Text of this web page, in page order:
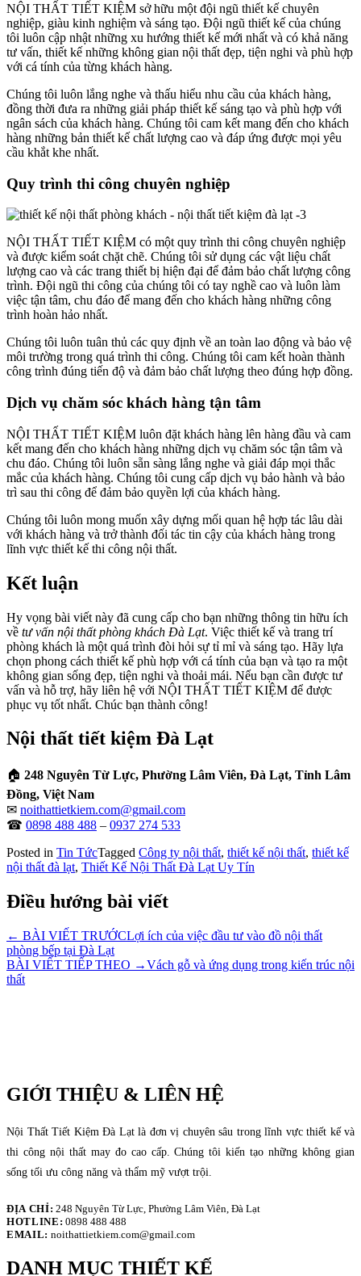
NỘI THẤT TIẾT KIỆM sở hữu một đội ngũ thiết kế chuyên
nghiệp, giàu kinh nghiệm và sáng tạo. Đội ngũ thiết kế của chúng
tôi luôn cập nhật những xu hướng thiết kế mới nhất và có khả năng
tư vấn, thiết kế những không gian nội thất đẹp, tiện nghi và phù hợp
với cá tính của từng khách hàng.
Chúng tôi luôn lắng nghe và thấu hiểu nhu cầu của khách hàng,
đồng thời đưa ra những giải pháp thiết kế sáng tạo và phù hợp với
ngân sách của khách hàng. Chúng tôi cam kết mang đến cho khách
hàng những bản thiết kế chất lượng cao và đáp ứng được mọi yêu
cầu khắt khe nhất.
Quy trình thi công chuyên nghiệp
NỘI THẤT TIẾT KIỆM có một quy trình thi công chuyên nghiệp
và được kiểm soát chặt chẽ. Chúng tôi sử dụng các vật liệu chất
lượng cao và các trang thiết bị hiện đại để đảm bảo chất lượng công
trình. Đội ngũ thi công của chúng tôi có tay nghề cao và luôn làm
việc tận tâm, chu đáo để mang đến cho khách hàng những công
trình hoàn hảo nhất.
Chúng tôi luôn tuân thủ các quy định về an toàn lao động và bảo vệ
môi trường trong quá trình thi công. Chúng tôi cam kết hoàn thành
công trình đúng tiến độ và đảm bảo chất lượng theo đúng hợp đồng.
Dịch vụ chăm sóc khách hàng tận tâm
NỘI THẤT TIẾT KIỆM luôn đặt khách hàng lên hàng đầu và cam
kết mang đến cho khách hàng những dịch vụ chăm sóc tận tâm và
chu đáo. Chúng tôi luôn sẵn sàng lắng nghe và giải đáp mọi thắc
mắc của khách hàng. Chúng tôi cung cấp dịch vụ bảo hành và bảo
trì sau thi công để đảm bảo quyền lợi của khách hàng.
Chúng tôi luôn mong muốn xây dựng mối quan hệ hợp tác lâu dài
với khách hàng và trở thành đối tác tin cậy của khách hàng trong
lĩnh vực thiết kế thi công nội thất.
Kết luận
Hy vọng bài viết này đã cung cấp cho bạn những thông tin hữu ích
về tư vấn nội thất phòng khách Đà Lạt. Việc thiết kế và trang trí
phòng khách là một quá trình đòi hỏi sự tỉ mỉ và sáng tạo. Hãy lựa
chọn phong cách thiết kế phù hợp với cá tính của bạn và tạo ra một
không gian sống đẹp, tiện nghi và thoải mái. Nếu bạn cần được tư
vấn và hỗ trợ, hãy liên hệ với NỘI THẤT TIẾT KIỆM để được
phục vụ tốt nhất. Chúc bạn thành công!
Nội thất tiết kiệm Đà Lạt
🏠 248 Nguyên Từ Lực, Phường Lâm Viên, Đà Lạt, Tỉnh Lâm
Đồng, Việt Nam
✉ noithattietkiem.com@gmail.com
☎ 0898 488 488 – 0937 274 533
Posted in Tin TứcTagged Công ty nội thất, thiết kế nội thất, thiết kế
nội thất đà lạt, Thiết Kế Nội Thất Đà Lạt Uy Tín
Điều hướng bài viết
← BÀI VIẾT TRƯỚCLợi ích của việc đầu tư vào đồ nội thất
phòng bếp tại Đà Lạt
BÀI VIẾT TIẾP THEO →Vách gỗ và ứng dụng trong kiến trúc nội
thất
GIỚI THIỆU & LIÊN HỆ
Nội Thất Tiết Kiệm Đà Lạt là đơn vị chuyên sâu trong lĩnh vực thiết kế và
thi công nội thất may đo cao cấp. Chúng tôi kiến tạo những không gian
sống tối ưu công năng và thẩm mỹ vượt trội.
ĐỊA CHỈ: 248 Nguyên Từ Lực, Phường Lâm Viên, Đà Lạt
HOTLINE: 0898 488 488
EMAIL: noithattietkiem.com@gmail.com
DANH MỤC THIẾT KẾ